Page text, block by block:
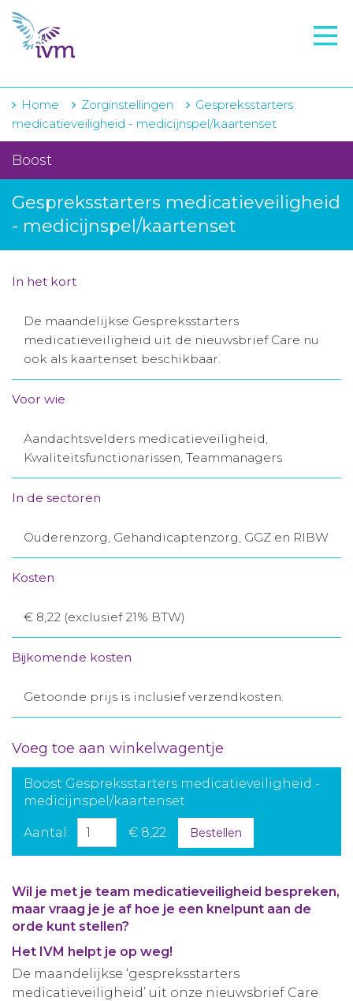
VMI
FTO voorbereiding
IVM-academie
Zorginstellingen
Voorschrijfgedrag
Projecten
Over IVM
Winkelwagentje
Aanmelden nieuwsbrief
Home Zorginstellingen
Gespreksstarters
medicatieveiligheid - medicijnspel/kaartenset
Boost
Gespreksstarters medicatieveiligheid
- medicijnspel/kaartenset
In het kort
De maandelijkse Gespreksstarters
medicatieveiligheid uit de nieuwsbrief Care nu
ook als kaartenset beschikbaar.
Voor wie
Aandachtsvelders medicatieveiligheid,
Kwaliteitsfunctionarissen, Teammanagers
In de sectoren
Ouderenzorg, Gehandicaptenzorg, GGZ en RIBW
Kosten
€ 8,22 (exclusief 21% BTW)
Bijkomende kosten
Getoonde prijs is inclusief verzendkosten.
Voeg toe aan winkelwagentje
Boost Gespreksstarters medicatieveiligheid -
medicijnspel/kaartenset
Aantal: € 8,22 Bestellen
Wil je met je team medicatieveiligheid bespreken,
maar vraag je je af hoe je een knelpunt aan de
orde kunt stellen?
Het IVM helpt je op weg!
De maandelijkse ‘gespreksstarters
medicatieveiligheid’ uit onze nieuwsbrief Care